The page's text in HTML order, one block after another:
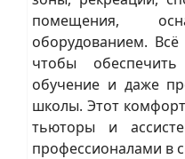
помещения,
оборудованием. Всё
чтобы
обучение и даже
школы. Этот
тьюторы и
профессионалами в